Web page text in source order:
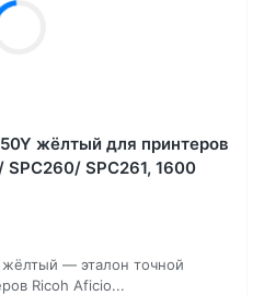
жёлтый для принтеров
SPC261, 1600
— эталон точной
Ricoh Aficio...